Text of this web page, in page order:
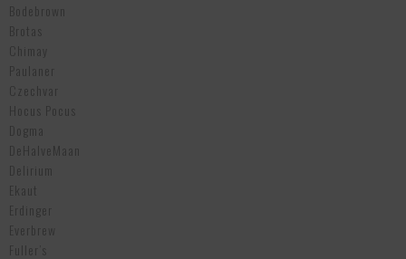
Bodebrown
Brotas
Chimay
Paulaner
Czechvar
Hocus Pocus
Dogma
DeHalveMaan
Delirium
Ekaut
Erdinger
Everbrew
Fuller’s